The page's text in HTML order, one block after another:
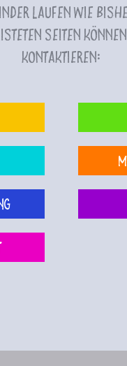
laufen wie
Seiten
kontaktieren: